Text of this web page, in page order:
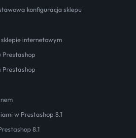
konfiguracja sklepu
internetowym
Prestashop
Prestashop
w Prestashop 8.1
8.1